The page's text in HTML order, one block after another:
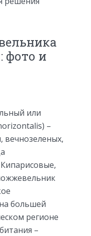
фото и
или
–
вечнозеленых,
большей
регионе
–